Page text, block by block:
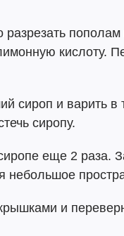
пополам
кислоту.
сироп и варить в
сиропу.
еще 2 раза.
небольшое
и